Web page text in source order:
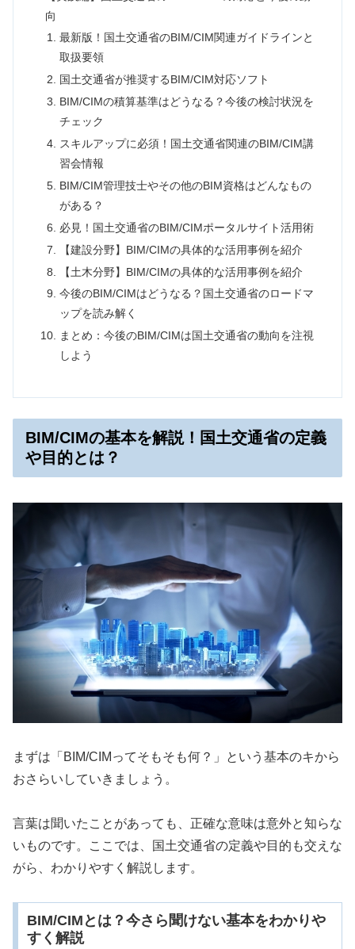
向
最新版！国土交通省のBIM/CIM関連ガイドラインと
取扱要領
国土交通省が推奨するBIM/CIM対応ソフト
BIM/CIMの積算基準はどうなる？今後の検討状況を
チェック
スキルアップに必須！国土交通省関連のBIM/CIM講
習会情報
BIM/CIM管理技士やその他のBIM資格はどんなもの
がある？
必見！国土交通省のBIM/CIMポータルサイト活用術
【建設分野】BIM/CIMの具体的な活用事例を紹介
【土木分野】BIM/CIMの具体的な活用事例を紹介
今後のBIM/CIMはどうなる？国土交通省のロードマ
ップを読み解く
まとめ：今後のBIM/CIMは国土交通省の動向を注視
しよう
BIM/CIMの基本を解説！国土交通省の定義
や目的とは？
まずは「BIM/CIMってそもそも何？」という基本のキから
おさらいしていきましょう。
言葉は聞いたことがあっても、正確な意味は意外と知らな
いものです。ここでは、国土交通省の定義や目的も交えな
がら、わかりやすく解説します。
BIM/CIMとは？今さら聞けない基本をわかりや
すく解説